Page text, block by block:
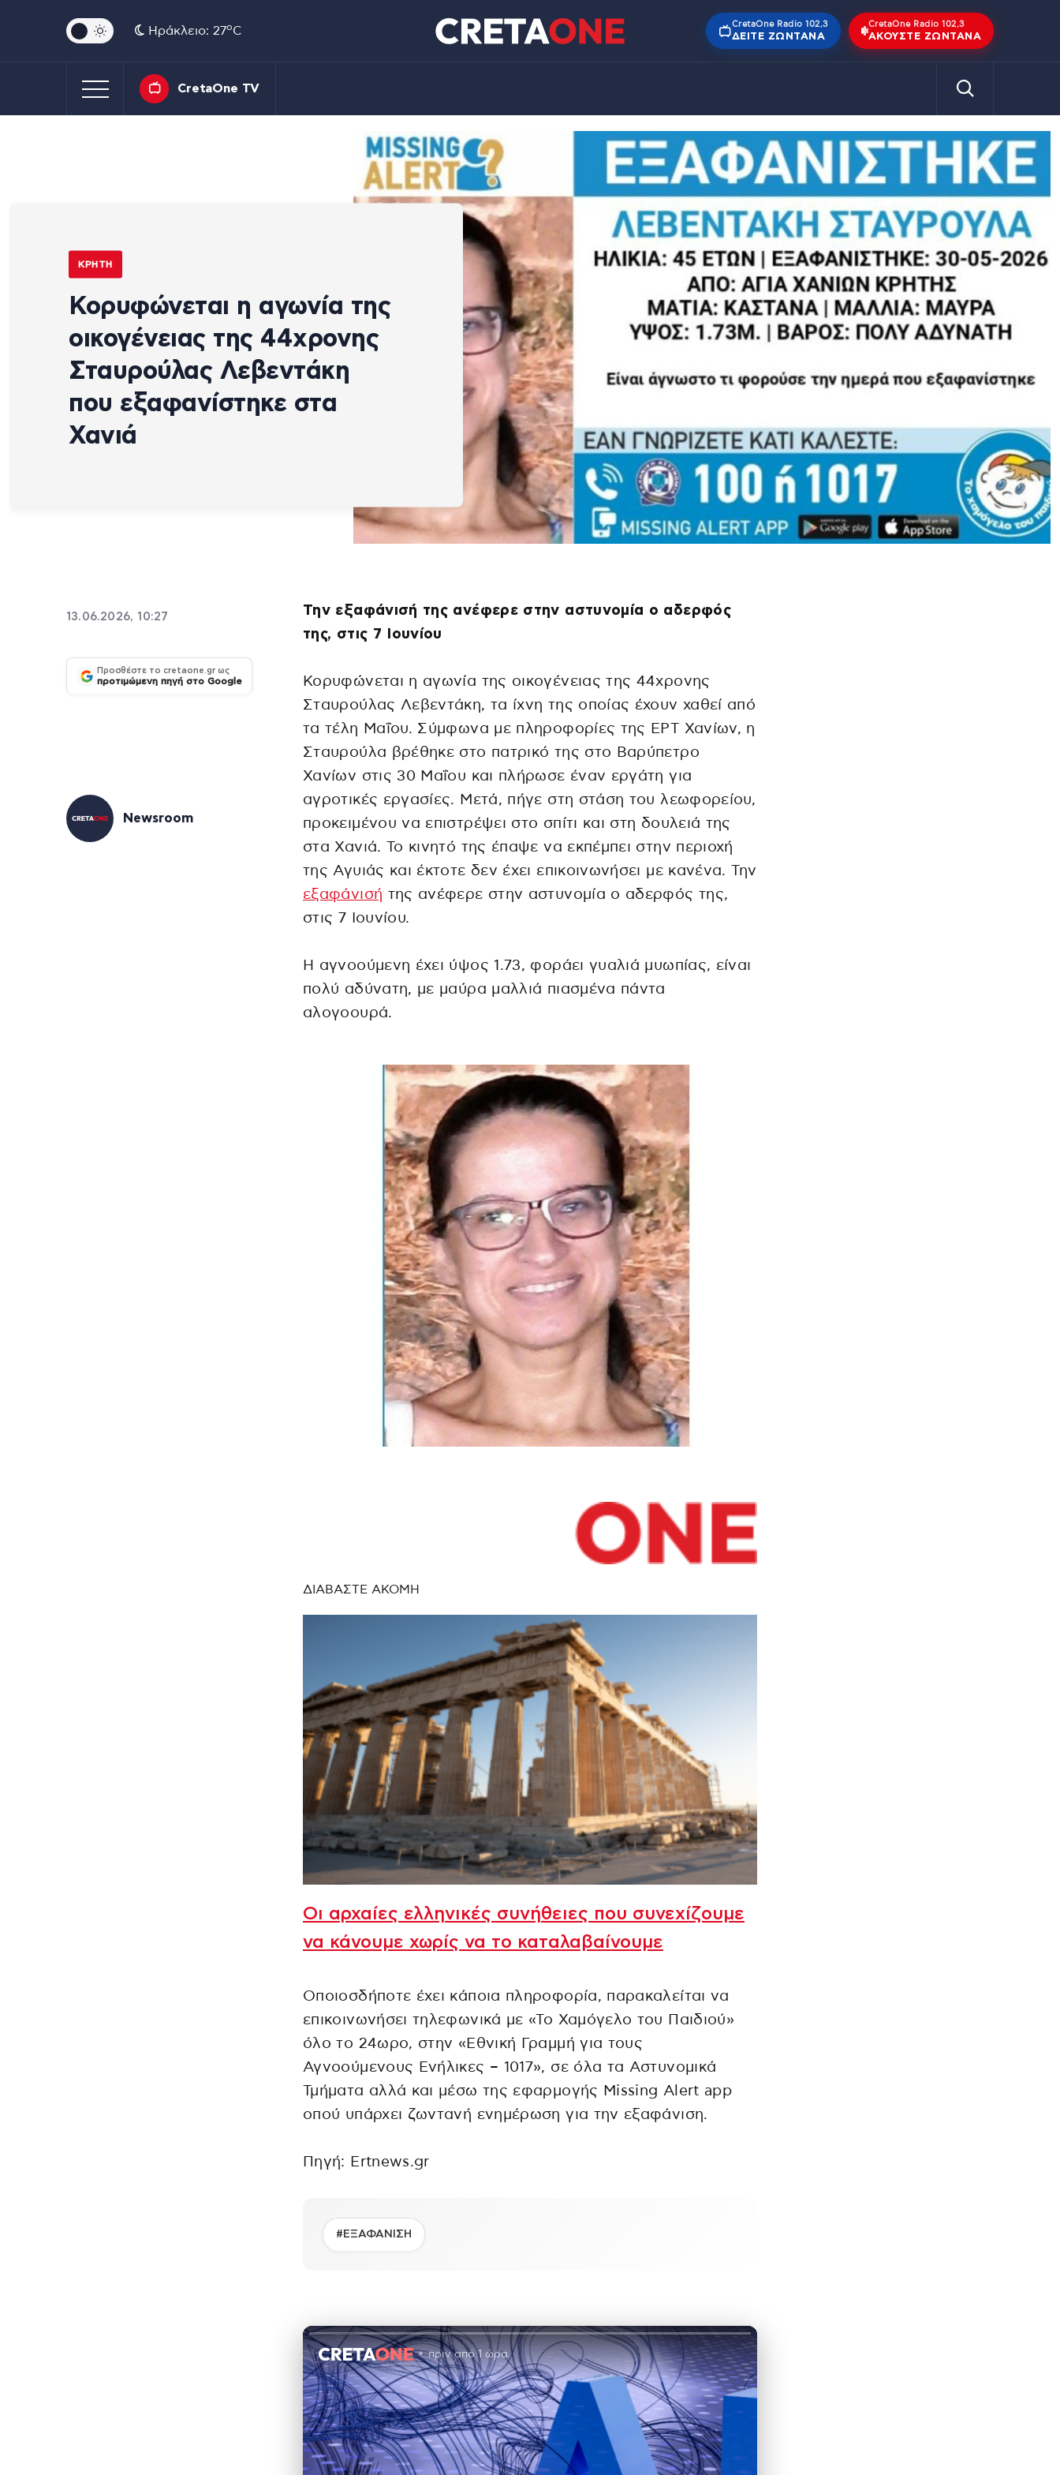
Ηράκλειο: 27oC
CretaOne Radio 102,3
ΔΕΊΤΕ ΖΩΝΤΑΝΆ
CretaOne Radio 102,3
ΑΚΟΎΣΤΕ ΖΩΝΤΑΝΆ
CretaOne TV
ΚΡΉΤΗ
Κορυφώνεται η αγωνία της
οικογένειας της 44χρονης
Σταυρούλας Λεβεντάκη
που εξαφανίστηκε στα
Χανιά
13.06.2026, 10:27
Προσθέστε το cretaone.gr ως
προτιμώμενη πηγή στο Google
Newsroom
Την εξαφάνισή της ανέφερε στην αστυνομία ο αδερφός
της, στις 7 Ιουνίου
Κορυφώνεται η αγωνία της οικογένειας της 44χρονης
Σταυρούλας Λεβεντάκη, τα ίχνη της οποίας έχουν χαθεί από
τα τέλη Μαΐου. Σύμφωνα με πληροφορίες της ΕΡΤ Χανίων, η
Σταυρούλα βρέθηκε στο πατρικό της στο Βαρύπετρο
Χανίων στις 30 Μαΐου και πλήρωσε έναν εργάτη για
αγροτικές εργασίες. Μετά, πήγε στη στάση του λεωφορείου,
προκειμένου να επιστρέψει στο σπίτι και στη δουλειά της
στα Χανιά. Το κινητό της έπαψε να εκπέμπει στην περιοχή
της Αγυιάς και έκτοτε δεν έχει επικοινωνήσει με κανένα. Την
εξαφάνισή της ανέφερε στην αστυνομία ο αδερφός της,
στις 7 Ιουνίου.
Η αγνοούμενη έχει ύψος 1.73, φοράει γυαλιά μυωπίας, είναι
πολύ αδύνατη, με μαύρα μαλλιά πιασμένα πάντα
αλογοουρά.
ΔΙΑΒΑΣΤΕ ΑΚΟΜΗ
Οι αρχαίες ελληνικές συνήθειες που συνεχίζουμε
να κάνουμε χωρίς να το καταλαβαίνουμε
Οποιοσδήποτε έχει κάποια πληροφορία, παρακαλείται να
επικοινωνήσει τηλεφωνικά με «Το Χαμόγελο του Παιδιού»
όλο το 24ωρο, στην «Εθνική Γραμμή για τους
Αγνοούμενους Ενήλικες – 1017», σε όλα τα Αστυνομικά
Τμήματα αλλά και μέσω της εφαρμογής Missing Alert app
οπού υπάρχει ζωντανή ενημέρωση για την εξαφάνιση.
Πηγή: Ertnews.gr
#ΕΞΑΦΑΝΙΣΗ
πριν από 1 ώρα